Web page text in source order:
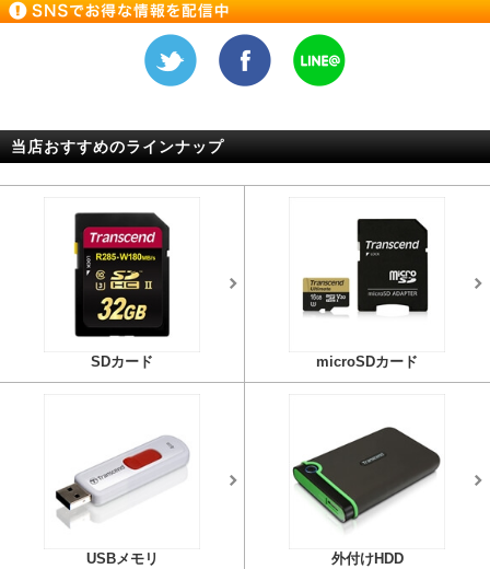
当店おすすめのラインナップ
SDカード microSDカード
USBメモリ 外付けHDD